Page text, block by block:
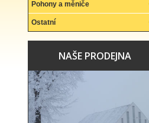
Pohony a měniče
Ostatní
NAŠE PRODEJNA